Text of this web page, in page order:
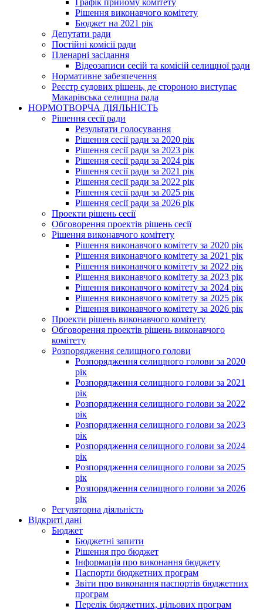
Графік прийому комітету
Рішення виконавчого комітету
Бюджет на 2021 рік
Депутати ради
Постійні комісії ради
Пленарні засідання
Відеозаписи сесій та комісій селищної ради
Нормативне забезпечення
Реєстр судових рішень, де стороною виступає
Макарівська селищна рада
НОРМОТВОРЧА ДІЯЛЬНІСТЬ
Рішення сесії ради
Результати голосування
Рішення сесії ради за 2020 рік
Рішення сесії ради за 2023 рік
Рішення сесії ради за 2024 рік
Рішення сесії ради за 2021 рік
Рішення сесії ради за 2022 рік
Рішення сесії ради за 2025 рік
Рішення сесії ради за 2026 рік
Проекти рішень сесії
Обговорення проектів рішень сесії
Рішення виконавчого комітету
Рішення виконавчого комітету за 2020 рік
Рішення виконавчого комітету за 2021 рік
Рішення виконавчого комітету за 2022 рік
Рішення виконавчого комітету за 2023 рік
Рішення виконавчого комітету за 2024 рік
Рішення виконавчого комітету за 2025 рік
Рішення виконавчого комітету за 2026 рік
Проекти рішень виконавчого комітету
Обговорення проектів рішень виконавчого
комітету
Розпорядження селищного голови
Розпорядження селищного голови за 2020
рік
Розпорядження селищного голови за 2021
рік
Розпорядження селищного голови за 2022
рік
Розпорядження селищного голови за 2023
рік
Розпорядження селищного голови за 2024
рік
Розпорядження селищного голови за 2025
рік
Розпорядження селищного голови за 2026
рік
Регуляторна діяльність
Відкриті дані
Бюджет
Бюджетні запити
Рішення про бюджет
Інформація про виконання бюджету
Паспорти бюджетних програм
Звіти про виконання паспортів бюджетних
програм
Перелік бюджетних, цільових програм